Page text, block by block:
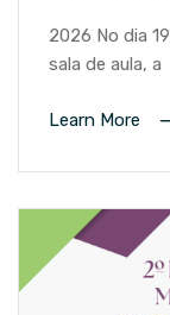
2026 No dia
sala de aula, a
Learn More